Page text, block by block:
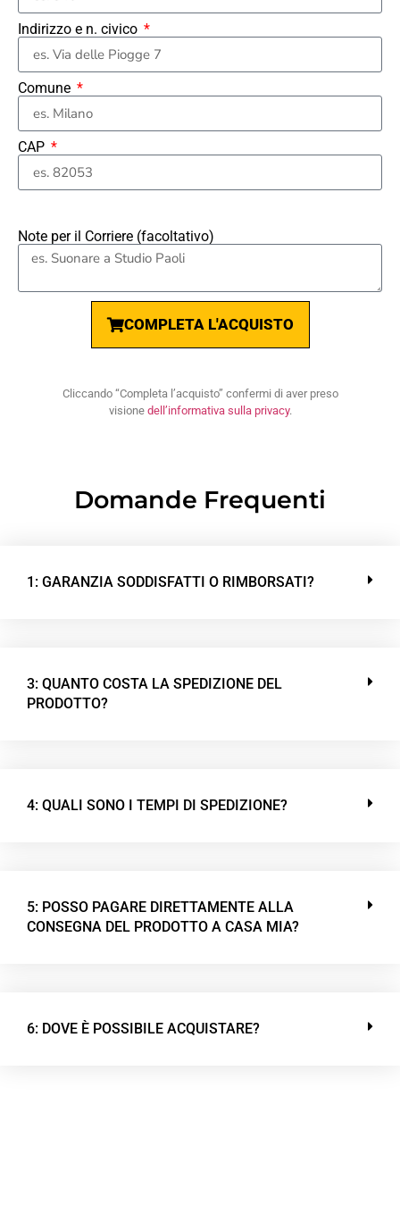
Indirizzo e n. civico
Comune
CAP
Note per il Corriere (facoltativo)
COMPLETA L'ACQUISTO
Cliccando “Completa l’acquisto” confermi di aver preso
visione dell’informativa sulla privacy.
Domande Frequenti
1: GARANZIA SODDISFATTI O RIMBORSATI?
3: QUANTO COSTA LA SPEDIZIONE DEL
PRODOTTO?
4: QUALI SONO I TEMPI DI SPEDIZIONE?
5: POSSO PAGARE DIRETTAMENTE ALLA
CONSEGNA DEL PRODOTTO A CASA MIA?
6: DOVE È POSSIBILE ACQUISTARE?